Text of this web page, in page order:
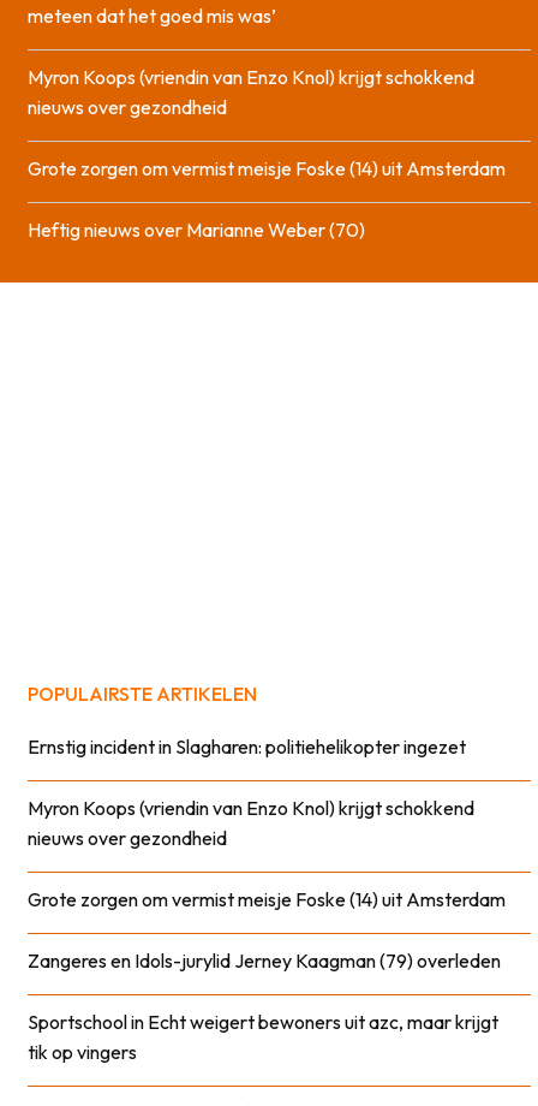
meteen dat het goed mis was’
Myron Koops (vriendin van Enzo Knol) krijgt schokkend
nieuws over gezondheid
Grote zorgen om vermist meisje Foske (14) uit Amsterdam
Heftig nieuws over Marianne Weber (70)
POPULAIRSTE ARTIKELEN
Ernstig incident in Slagharen: politiehelikopter ingezet
Myron Koops (vriendin van Enzo Knol) krijgt schokkend
nieuws over gezondheid
Grote zorgen om vermist meisje Foske (14) uit Amsterdam
Zangeres en Idols-jurylid Jerney Kaagman (79) overleden
Sportschool in Echt weigert bewoners uit azc, maar krijgt
tik op vingers